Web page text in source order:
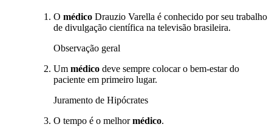
O médico Drauzio Varella é conhecido por seu trabalho
de divulgação científica na televisão brasileira.
Observação geral
Um médico deve sempre colocar o bem-estar do
paciente em primeiro lugar.
Juramento de Hipócrates
O tempo é o melhormédico.